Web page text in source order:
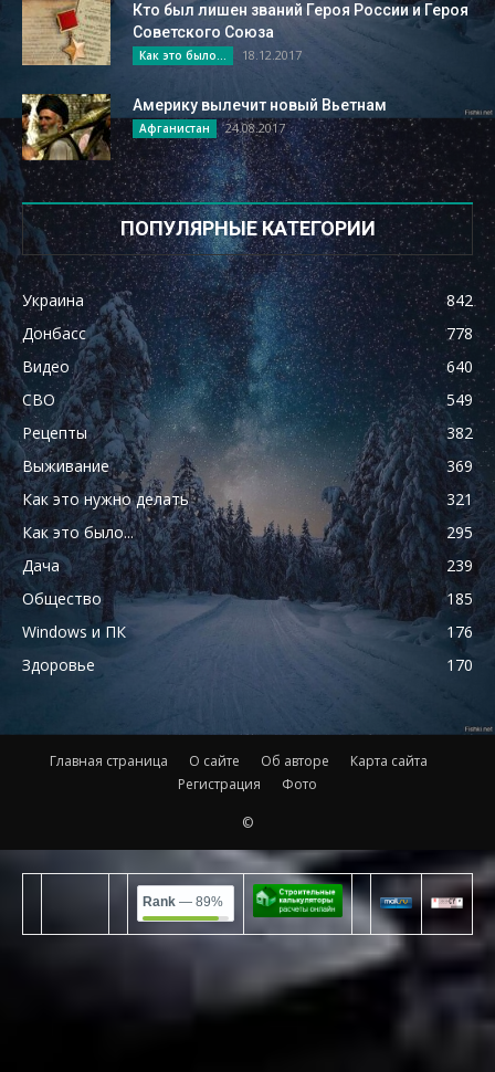
Кто был лишен званий Героя России и Героя
Советского Союза
Как это было... 18.12.2017
Америку вылечит новый Вьетнам
Афганистан 24.08.2017
ПОПУЛЯРНЫЕ КАТЕГОРИИ
Украина
842
Донбасс
778
Видео
640
СВО
549
Рецепты
382
Выживание
369
Как это нужно делать
321
Как это было...
295
Дача
239
Общество
185
Windows и ПК
176
Здоровье
170
Главная страница О сайте Об авторе
Карта сайта
Регистрация
Фото
©
Rank — 89%